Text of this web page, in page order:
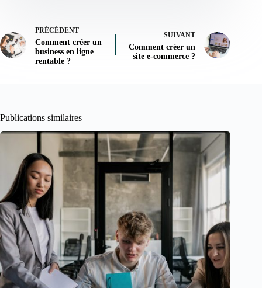
PRÉCÉDENT
Comment créer un
business en ligne
rentable ?
SUIVANT
Comment créer un
site e-commerce ?
Publications similaires